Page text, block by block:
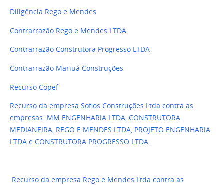
Diligência Rego e Mendes
Contrarrazão Rego e Mendes LTDA
Contrarrazão Construtora Progresso LTDA
Contrarrazão Mariuá Construções
Recurso Copef
Recurso da empresa Sofios Construções Ltda contra as
empresas: MM ENGENHARIA LTDA, CONSTRUTORA
MEDIANEIRA, REGO E MENDES LTDA, PROJETO ENGENHARIA
LTDA e CONSTRUTORA PROGRESSO LTDA.
Recurso da empresa Rego e Mendes Ltda contra as